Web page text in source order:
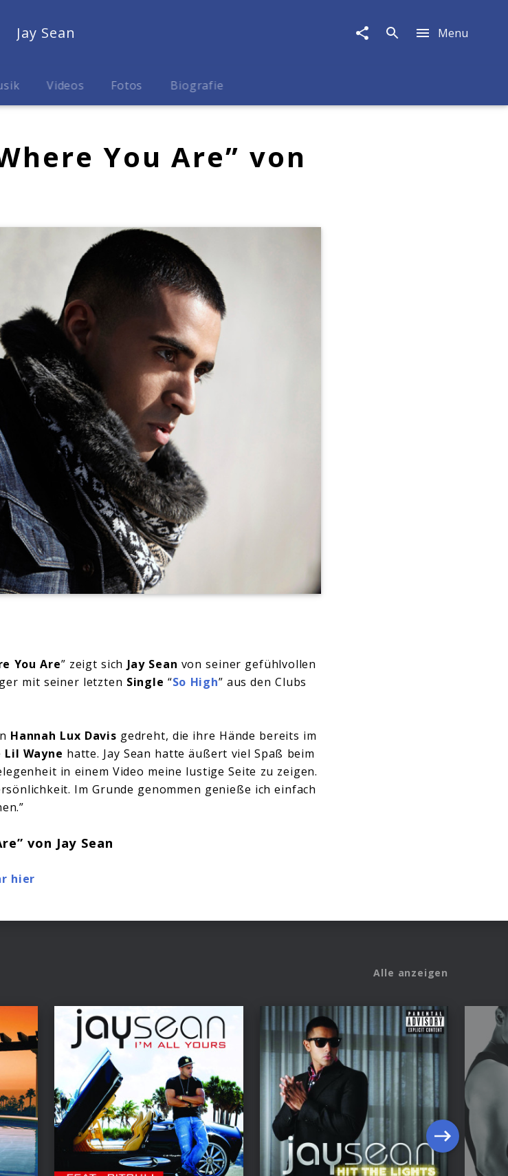
Jay Sean Menu
Videos Fotos Biografie
You Are” von
You Are” zeigt sich Jay Sean von seiner gefühlvollen
mit seiner letzten Single “So High” aus den Clubs
Hannah Lux Davis gedreht, die ihre Hände bereits im
Lil Wayne hatte. Jay Sean hatte äußert viel Spaß beim
in einem Video meine lustige Seite zu zeigen.
Im Grunde genommen genieße ich einfach
von Jay Sean
hier
Alle anzeigen